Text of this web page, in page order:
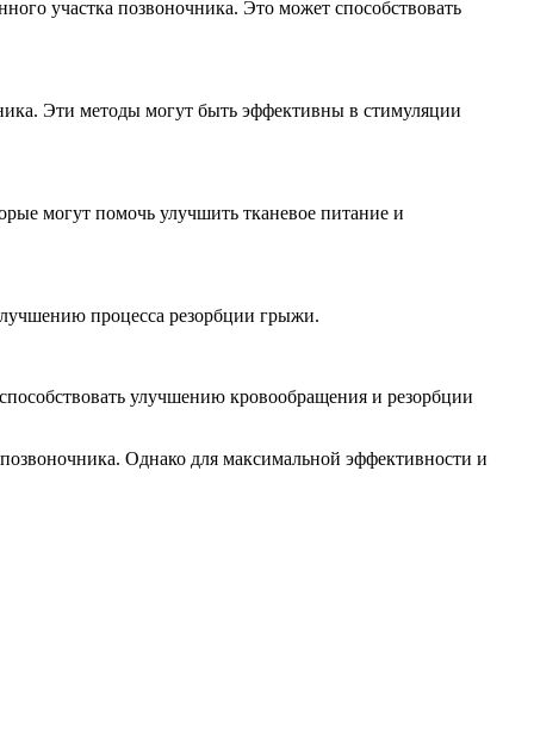
участка позвоночника. Это может способствовать
Эти методы могут быть эффективны в стимуляции
могут помочь улучшить тканевое питание и
процесса резорбции грыжи.
улучшению кровообращения и резорбции
Однако для максимальной эффективности и